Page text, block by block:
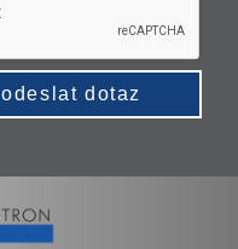
odeslat dotaz